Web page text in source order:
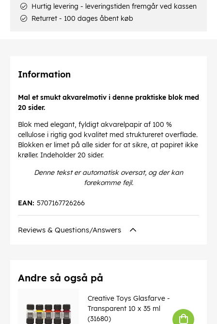
Hurtig levering - leveringstiden fremgår ved kassen
Returret - 100 dages åbent køb
Information
Mal et smukt akvarelmotiv i denne praktiske blok med
20 sider.
Blok med elegant, fyldigt akvarelpapir af 100 %
cellulose i rigtig god kvalitet med struktureret overflade.
Blokken er limet på alle sider for at sikre, at papiret ikke
krøller. Indeholder 20 sider.
Denne tekst er automatisk oversat, og der kan
forekomme fejl.
5707167726266
EAN:
Reviews & Questions/Answers
Andre så også på
Creative Toys Glasfarve -
Transparent 10 x 35 ml
(31680)